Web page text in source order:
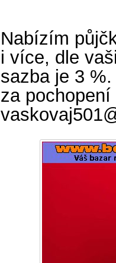
Nabízím
i více, dle
sazba je 3
za